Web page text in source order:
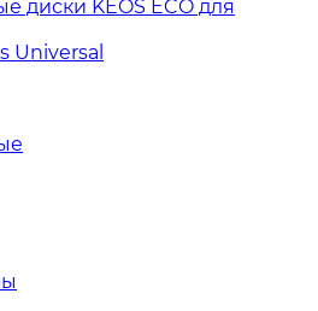
диски KEOS ECO для
Universal